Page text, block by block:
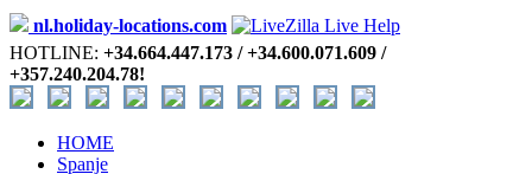
nl.holiday-locations.com
HOTLINE: +34.664.447.173 / +34.600.071.609 /
+357.240.204.78!
HOME
Spanje